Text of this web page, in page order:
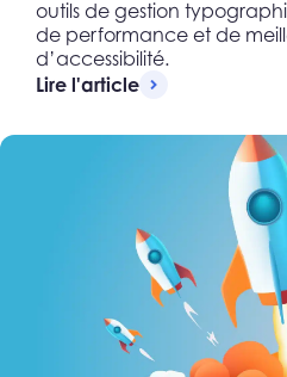
outils de gestion
de performance et de
d’accessibilité.
Lire l'article